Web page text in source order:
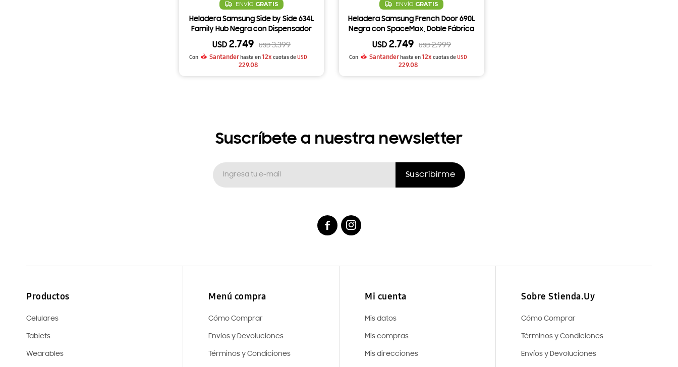
ENVÍO GRATIS
Heladera Samsung Side by Side 634L
Family Hub Negra con Dispensador
RS58T5561B1
USD 2.749 USD 3.399
Con Santanderhasta en12x cuotas deUSD
229.08
ENVÍO GRATIS
Heladera Samsung French Door 690L
Negra con SpaceMax, Doble Fábrica
de Hielo y Dispensador RF32CG5410B1
USD 2.749 USD 2.999
Con Santanderhasta en12x cuotas deUSD
229.08
Sobre Stienda.Uy
Cómo Comprar
Términos y Condiciones
Envíos y Devoluciones
Menú compra
Cómo Comprar
Envíos y Devoluciones
Términos y Condiciones
Mi cuenta
Mis datos
Mis compras
Mis direcciones
Productos
Celulares
Tablets
Wearables
Suscríbete a nuestra newsletter
Suscribirme
 